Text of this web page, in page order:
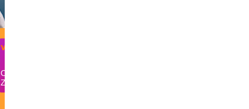
Op
Zondag